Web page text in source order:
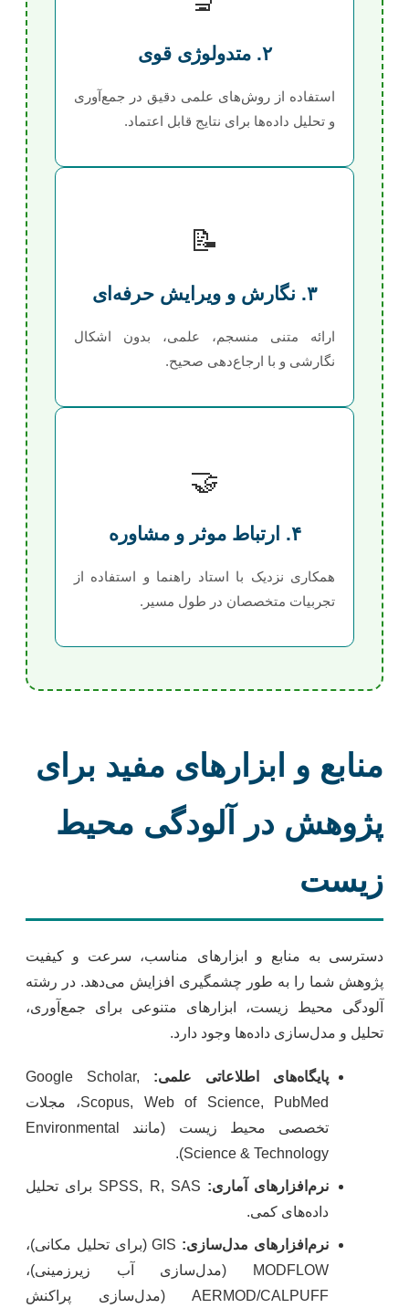
۲. متدولوژی قوی
استفاده از روش‌های علمی دقیق در جمع‌آوری
و تحلیل داده‌ها برای نتایج قابل اعتماد.
📝
۳. نگارش و ویرایش حرفه‌ای
ارائه متنی منسجم، علمی، بدون اشکال
نگارشی و با ارجاع‌دهی صحیح.
🤝
۴. ارتباط موثر و مشاوره
همکاری نزدیک با استاد راهنما و استفاده از
تجربیات متخصصان در طول مسیر.
منابع و ابزارهای مفید برای
پژوهش در آلودگی محیط
زیست
دسترسی به منابع و ابزارهای مناسب، سرعت و کیفیت
پژوهش شما را به طور چشمگیری افزایش می‌دهد. در رشته
آلودگی محیط زیست، ابزارهای متنوعی برای جمع‌آوری،
تحلیل و مدل‌سازی داده‌ها وجود دارد.
پایگاه‌های اطلاعاتی علمی:
Google Scholar,
Scopus, Web of Science, PubMed، مجلات
تخصصی محیط زیست (مانند Environmental
Science & Technology).
نرم‌افزارهای آماری:
SPSS, R, SAS برای تحلیل
داده‌های کمی.
نرم‌افزارهای مدل‌سازی:
GIS (برای تحلیل مکانی)،
MODFLOW (مدل‌سازی آب زیرزمینی)،
AERMOD/CALPUFF (مدل‌سازی پراکنش